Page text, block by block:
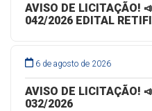
AVISO DE LICITAÇÃO!
042/2026 EDITAL
6 de agosto de 2026
AVISO DE LICITAÇÃO!
032/2026